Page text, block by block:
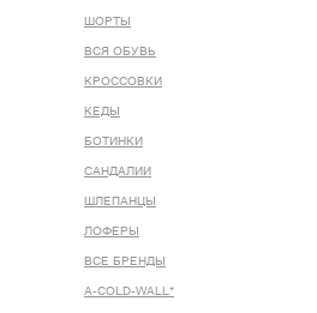
ШОРТЫ
ВСЯ ОБУВЬ
КРОССОВКИ
КЕДЫ
БОТИНКИ
САНДАЛИИ
ШЛЕПАНЦЫ
ЛОФЕРЫ
ВСЕ БРЕНДЫ
A-COLD-WALL*